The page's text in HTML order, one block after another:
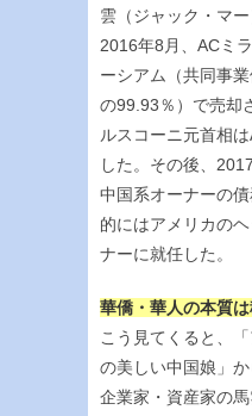
雲（ジャック・マー
2016年8月、ACミ
ーシアム（共同事
の99.93％）で売却
ルスコーニ元首相
した。その後、
中国系オーナーの
的にはアメリカの
ナーに就任した。
華僑・華人の本質
こう見てくると、
の美しい中国娘」
企業家・資産家の